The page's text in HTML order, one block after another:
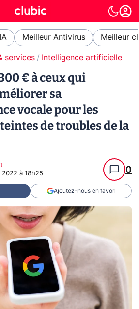
IA Meilleur Antivirus Meilleur
services Intelligence artificielle
€ à ceux qui
sa
vocale pour les
de troubles de la
2022 à 18h25 0
Ajoutez-nous en favori